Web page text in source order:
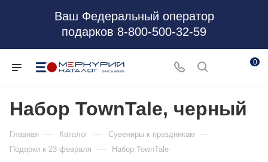
Ваш Федеральный оператор
подарков 8-800-500-32-59
0
Набор TownTale, черный
Главная — Каталог — Сувениры к праздникам —
Подарки к 23 февраля — Набор TownTale